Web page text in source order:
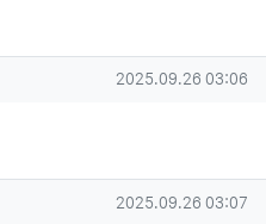
작성일
2025.09.26 03:06
작성일
2025.09.26 03:07